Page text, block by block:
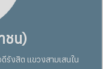
ชน)
รังสิต แขวงสามเสนใน